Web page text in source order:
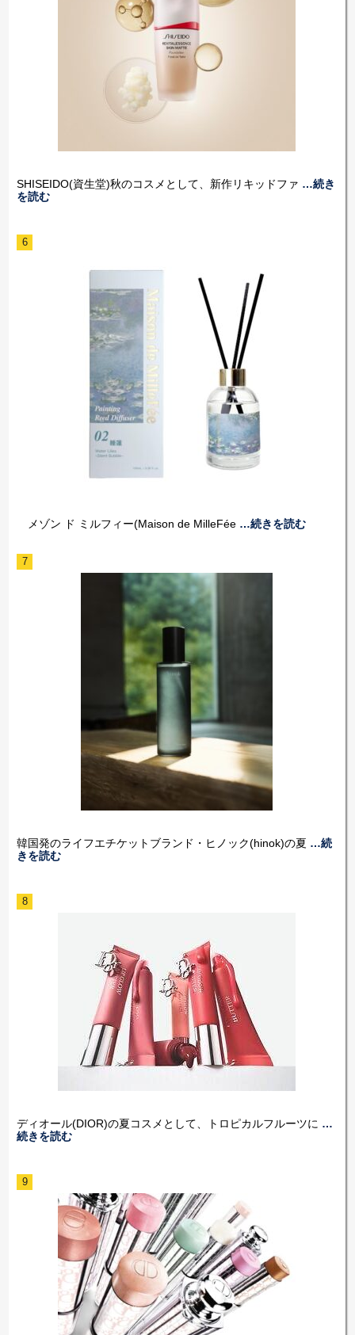
SHISEIDO(資生堂)秋のコスメとして、新作リキッドファ …続き
を読む
6
メゾン ド ミルフィー(Maison de MilleFée…続きを読む
7
韓国発のライフエチケットブランド・ヒノック(hinok)の夏 …続
きを読む
8
ディオール(DIOR)の夏コスメとして、トロピカルフルーツに …
続きを読む
9